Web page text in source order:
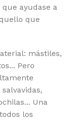
ayudase a
que
mástiles,
Pero
Una
los